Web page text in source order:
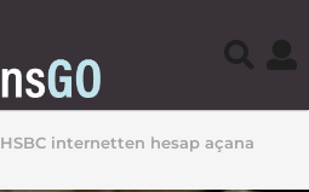
HSBC internetten hesap açana